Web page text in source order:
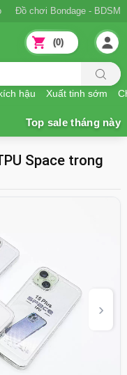
Đồ chơi Bondage - BDSM
hậu Xuất tinh sớm
(0)
Space trong